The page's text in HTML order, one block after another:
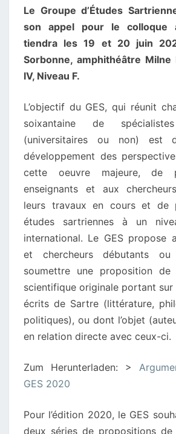
Le Groupe d’Études
son appel pour le colloque
tiendra les 19 et 20 juin
Sorbonne, amphithéâtre Milne
IV, Niveau F.
L’objectif du GES, qui réunit
soixantaine de
(universitaires ou non) est
développement des
cette oeuvre majeure, de
enseignants et aux
leurs travaux en cours et de
études sartriennes à un
international. Le GES propose
et chercheurs débutants
soumettre une proposition de
scientifique originale portant sur
écrits de Sartre (littérature,
politiques), ou dont l’objet
en relation directe avec ceux-ci.
Zum Herunterladen: >
GES 2020
Pour l’édition 2020, le GES
deux séries de propositions de